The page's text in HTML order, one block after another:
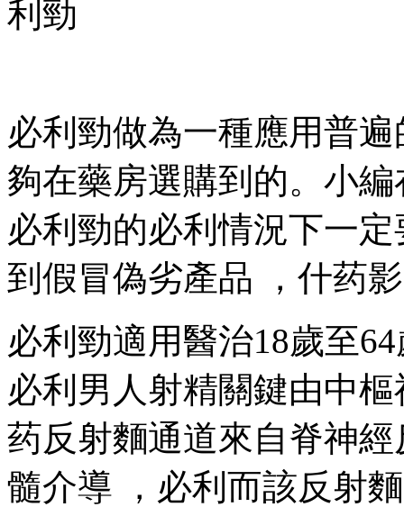
必利勁做為一種應用普遍
夠在藥房選購到的。小
必利勁的必利情況下一定
到假冒偽劣產品  ，什药
必利勁適用醫治18歲至64
必利男人射精關鍵由中樞
药反射麵通道來自脊神經
髓介導 ，必利而該反